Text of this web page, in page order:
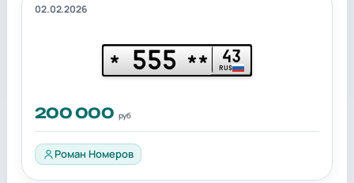
02.02.2026
* 555 ** 43
RUS
200 000 руб
Роман Номеров